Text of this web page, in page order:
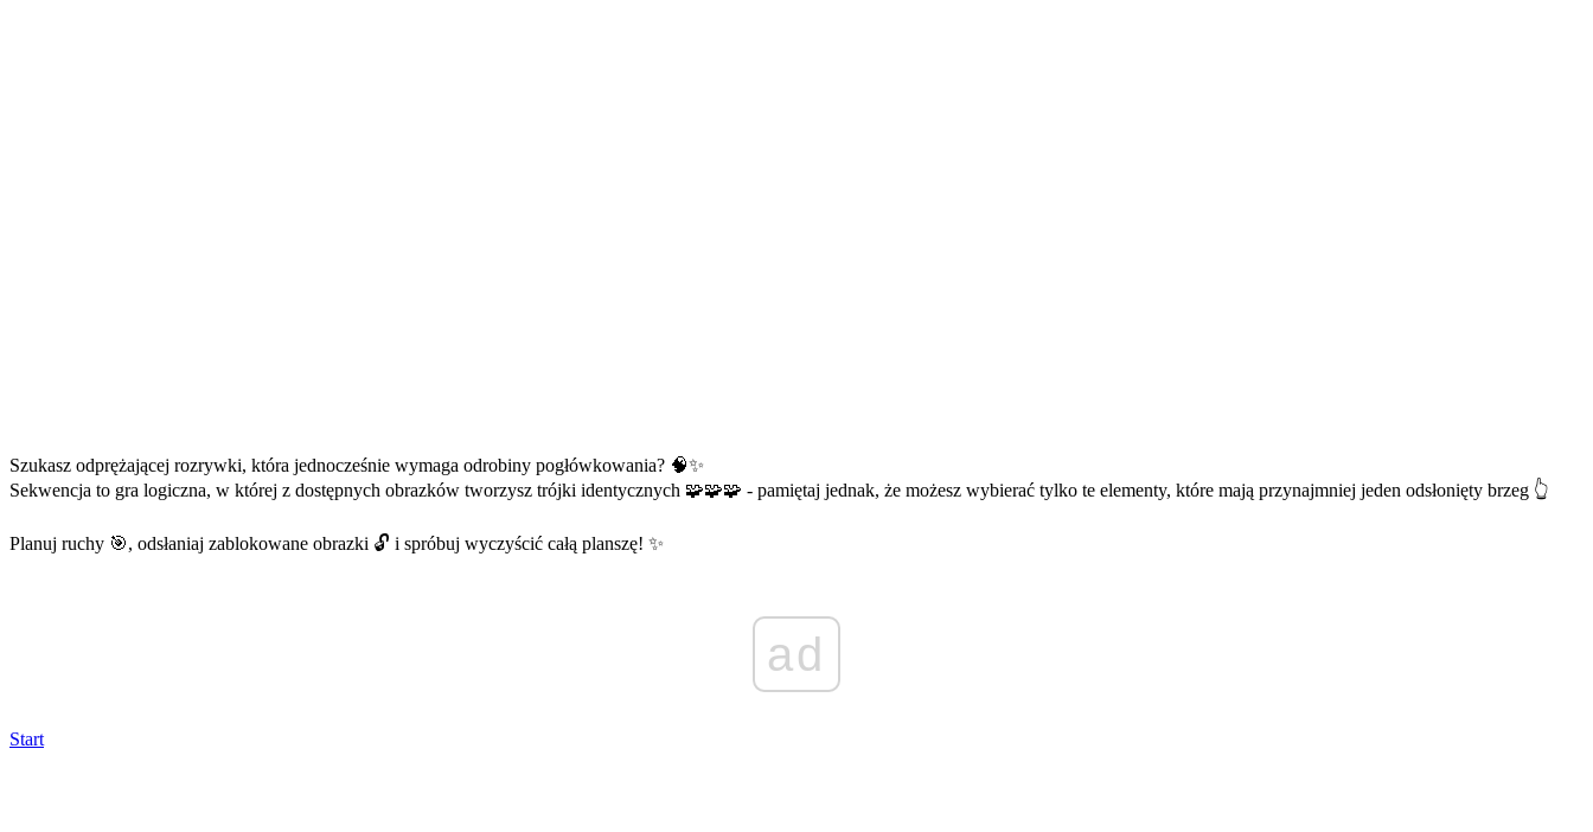
Szukasz odprężającej rozrywki, która jednocześnie wymaga odrobiny pogłówkowania? 🧠✨
Sekwencja to gra logiczna, w której z dostępnych obrazków tworzysz trójki identycznych 🧩🧩🧩 - pamiętaj jednak, że możesz wybierać tylko te elementy, które mają przynajmniej jeden odsłonięty brzeg 👆
Planuj ruchy 🎯, odsłaniaj zablokowane obrazki 🔓 i spróbuj wyczyścić całą planszę! ✨
ad
Start